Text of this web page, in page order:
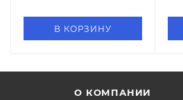
В КОРЗИНУ
О КОМПАНИИ